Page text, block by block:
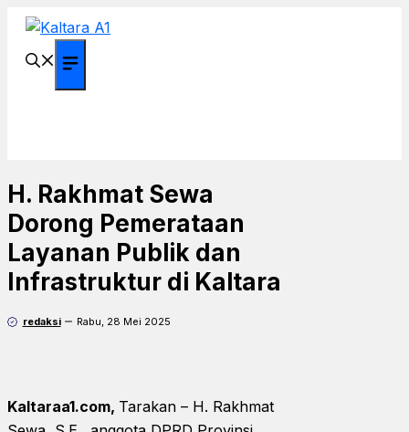
Langsung
H. Rakhmat Sewa
Dorong Pemerataan
Layanan Publik dan
Infrastruktur di Kaltara
redaksi Rabu, 28 Mei 2025
Kaltaraa1.com, Tarakan – H. Rakhmat